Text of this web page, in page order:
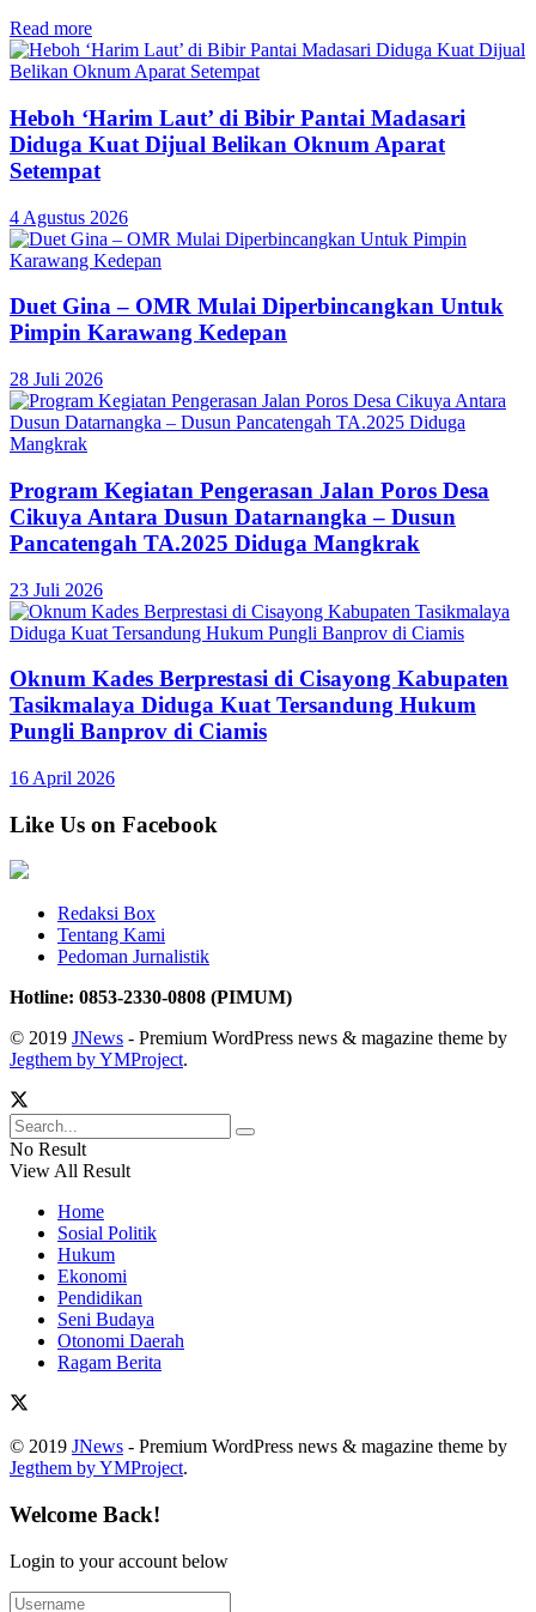
Read more
Heboh ‘Harim Laut’ di Bibir Pantai Madasari
Diduga Kuat Dijual Belikan Oknum Aparat
Setempat
4 Agustus 2026
Duet Gina – OMR Mulai Diperbincangkan Untuk
Pimpin Karawang Kedepan
28 Juli 2026
Program Kegiatan Pengerasan Jalan Poros Desa
Cikuya Antara Dusun Datarnangka – Dusun
Pancatengah TA.2025 Diduga Mangkrak
23 Juli 2026
Oknum Kades Berprestasi di Cisayong Kabupaten
Tasikmalaya Diduga Kuat Tersandung Hukum
Pungli Banprov di Ciamis
16 April 2026
Like Us on Facebook
Redaksi Box
Tentang Kami
Pedoman Jurnalistik
Hotline: 0853-2330-0808 (PIMUM)
© 2019 JNews - Premium WordPress news & magazine theme by
Jegthem by YMProject.
No Result
View All Result
Home
Sosial Politik
Hukum
Ekonomi
Pendidikan
Seni Budaya
Otonomi Daerah
Ragam Berita
© 2019 JNews - Premium WordPress news & magazine theme by
Jegthem by YMProject.
Welcome Back!
Login to your account below